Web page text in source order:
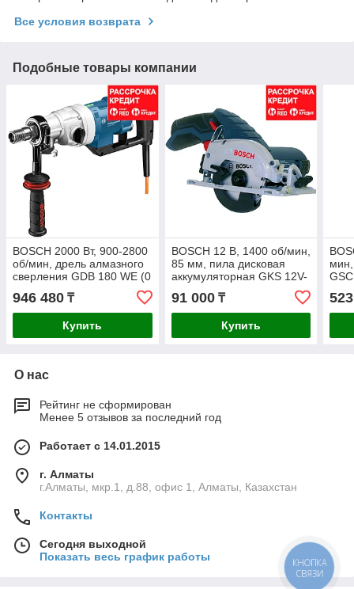
Все условия возврата
Подобные товары компании
BOSCH 2000 Вт, 900-2800
об/мин, дрель алмазного
сверления GDB 180 WE (0
946 480 ₸
Купить
BOSCH 12 В, 1400 об/мин,
85 мм, пила дисковая
аккумуляторная GKS 12V-
91 000₸
Купить
О нас
Рейтинг не сформирован
Менее 5 отзывов за последний год
Работает с 14.01.2015
г. Алматы
г.Алматы, мкр.1, д.88, офис 1, Алматы, Казахстан
Контакты
Сегодня выходной
Показать весь график работы
КНОПКА
СВЯЗИ